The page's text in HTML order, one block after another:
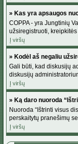
» Kas yra apsaugos
COPPA - yra Jungtinių
užsiregistruoti,
Į viršų
» Kodėl aš negaliu
Gali būti, kad diskusijų
diskusijų
Į viršų
» Ką daro nuoroda
Nuoroda “Ištrinti visus
perskaitytų pranešimų
Į viršų